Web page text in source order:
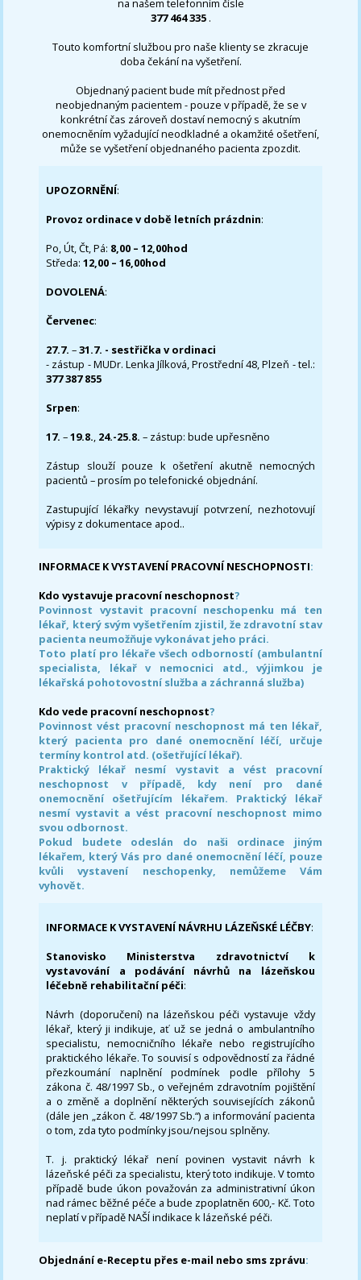
na našem telefonním čísle
377 464 335 .
Touto komfortní službou pro naše klienty se zkracuje
doba čekání na vyšetření.
Objednaný pacient bude mít přednost před
neobjednaným pacientem - pouze v případě, že se v
konkrétní čas zároveň dostaví nemocný s akutním
onemocněním vyžadující neodkladné a okamžité ošetření,
může se vyšetření objednaného pacienta zpozdit.
UPOZORNĚNÍ:
Provoz ordinace v době letních prázdnin:
Po, Út, Čt, Pá: 8,00 – 12,00hod
Středa:12,00 – 16,00hod
DOVOLENÁ:
Červenec:
27.7.–31.7. - sestřička v ordinaci
- zástup - MUDr. Lenka Jílková, Prostřední 48, Plzeň - tel.:
377 387 855
Srpen:
17. –19.8., 24.-25.8. – zástup: bude upřesněno
Zástup slouží pouze k ošetření akutně nemocných
pacientů – prosím po telefonické objednání.
Zastupující lékařky nevystavují potvrzení, nezhotovují
výpisy z dokumentace apod..
INFORMACE K VYSTAVENÍ PRACOVNÍ NESCHOPNOSTI:
Kdo vystavuje pracovní neschopnost?
Povinnost vystavit pracovní neschopenku má ten
lékař, který svým vyšetřením zjistil, že zdravotní stav
pacienta neumožňuje vykonávat jeho práci.
Toto platí pro lékaře všech odborností (ambulantní
specialista, lékař v nemocnici atd., výjimkou je
lékařská pohotovostní služba a záchranná služba)
Kdo vede pracovní neschopnost?
Povinnost vést pracovní neschopnost má ten lékař,
který pacienta pro dané onemocnění léčí, určuje
termíny kontrol atd. (ošetřující lékař).
Praktický lékař nesmí vystavit a vést pracovní
neschopnost v případě, kdy není pro dané
onemocnění ošetřujícím lékařem. Praktický lékař
nesmí vystavit a vést pracovní neschopnost mimo
svou odbornost.
Pokud budete odeslán do naši ordinace jiným
lékařem, který Vás pro dané onemocnění léčí, pouze
kvůli vystavení neschopenky, nemůžeme Vám
vyhovět.
INFORMACE K VYSTAVENÍ NÁVRHU LÁZEŇSKÉ LÉČBY:
Stanovisko Ministerstva zdravotnictví k
vystavování a podávání návrhů na lázeňskou
léčebně rehabilitační péči:
Návrh (doporučení) na lázeňskou péči vystavuje vždy
lékař, který ji indikuje, ať už se jedná o ambulantního
specialistu, nemocničního lékaře nebo registrujícího
praktického lékaře. To souvisí s odpovědností za řádné
přezkoumání naplnění podmínek podle přílohy 5
zákona č. 48/1997 Sb., o veřejném zdravotním pojištění
a o změně a doplnění některých souvisejících zákonů
(dále jen „zákon č. 48/1997 Sb.“) a informování pacienta
o tom, zda tyto podmínky jsou/nejsou splněny.
T. j. praktický lékař není povinen vystavit návrh k
lázeňské péči za specialistu, který toto indikuje. V tomto
případě bude úkon považován za administrativní úkon
nad rámec běžné péče a bude zpoplatněn 600,- Kč. Toto
neplatí v případě NAŠÍ indikace k lázeňské péči.
Objednání e-Receptu přes e-mail nebo sms zprávu: